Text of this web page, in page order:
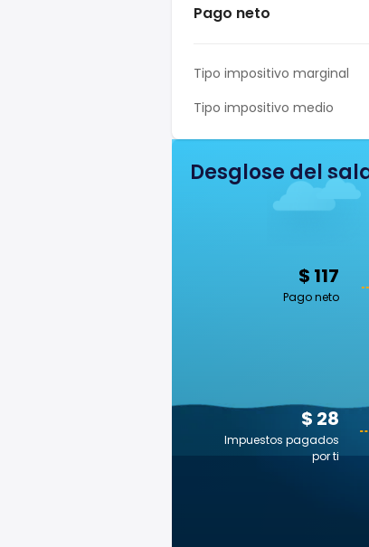
Pago neto
Tipo impositivo marginal
Tipo impositivo medio
Desglose del
$ 117
Pago neto
$ 28
Impuestos pagados
por ti